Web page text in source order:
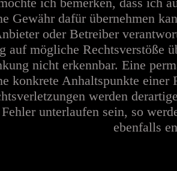
Gewähr dafür übernehmen
oder Betreiber
auf mögliche Rechtsverstöße
nicht erkennbar. Eine
konkrete Anhaltspunkte
werden
unterlaufen sein, so
ebenfalls